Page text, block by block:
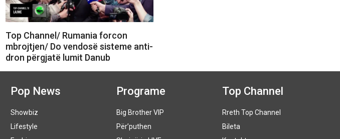
Top Channel/ Rumania forcon
mbrojtjen/ Do vendosë sisteme anti-
dron përgjatë lumit Danub
Pop News
Showbiz
Lifestyle
Programe
Big Brother VIP
Për’puthen
Top Channel
Rreth Top Channel
Bileta